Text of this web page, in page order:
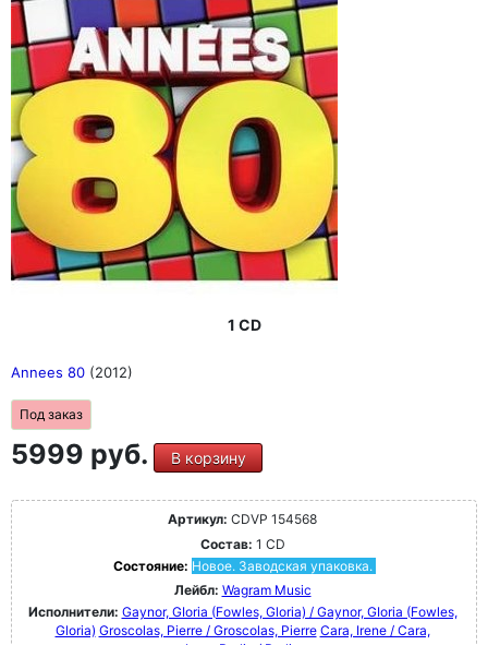
1 CD
Annees 80 (2012)
Под заказ
5999 руб. В корзину
Артикул: CDVP 154568
Состав: 1 CD
Состояние: Новое. Заводская упаковка.
Лейбл: Wagram Music
Исполнители: Gaynor, GIoria (Fowles, Gloria) / Gaynor, GIoria (Fowles,
Gloria) Groscolas, Pierre / Groscolas, Pierre Cara, Irene / Cara,